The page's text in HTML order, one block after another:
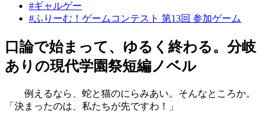
#ギャルゲー
#ふりーむ！ゲームコンテスト 第13回 参加ゲーム
口論で始まって、ゆるく終わる。分岐
ありの現代学園祭短編ノベル
例えるなら、蛇と猫のにらみあい。そんなところか。
「決まったのは、私たちが先ですわ！」